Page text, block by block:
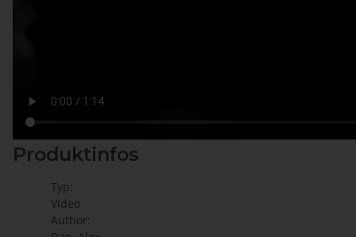
Produktinfos
Typ:
Video
Author: